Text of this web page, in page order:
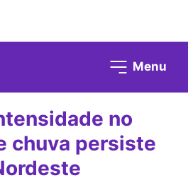
Menu
no
chuva persiste